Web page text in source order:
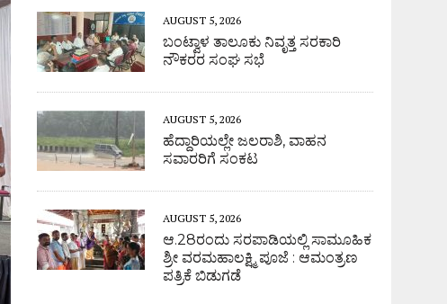
AUGUST 5, 2026
ಬಂಟ್ವಾಳ ತಾಲೂಕು ನಿವೃತ್ತ ಸರಕಾರಿ
ನೌಕರರ ಸಂಘ ಸಭೆ
AUGUST 5, 2026
ಹೆದ್ದಾರಿಯಲ್ಲೇ ಜಲರಾಶಿ, ವಾಹನ
ಸವಾರರಿಗೆ ಸಂಕಟ
AUGUST 5, 2026
ಆ.28ರಂದು ಸರಪಾಡಿಯಲ್ಲಿ ಸಾಮೂಹಿಕ
ಶ್ರೀ ವರಮಹಾಲಕ್ಷ್ಮಿ ಪೂಜೆ : ಆಮಂತ್ರಣ
ಪತ್ರಿಕೆ ಬಿಡುಗಡೆ